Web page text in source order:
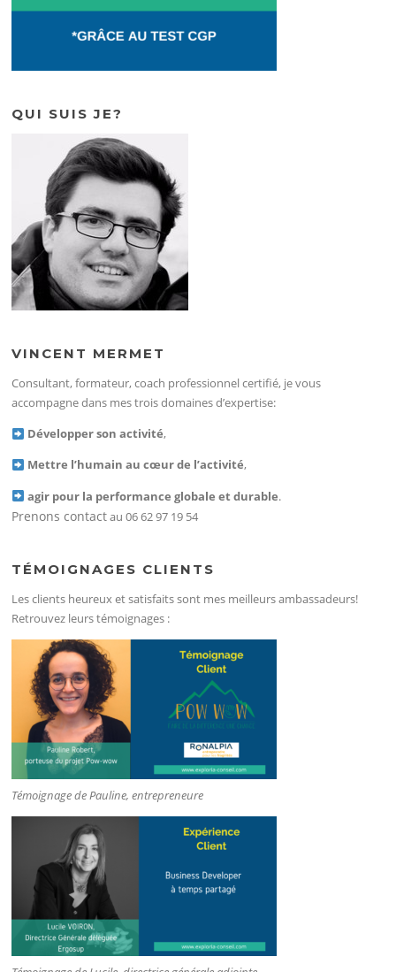
QUI SUIS JE?
VINCENT MERMET
Consultant, formateur, coach professionnel certifié, je vous
accompagne dans mes trois domaines d’expertise:
Développer son activité,
Mettre l’humain au cœur de l’activité,
agir pour la performance globale et durable.
Prenons contactau 06 62 97 19 54
TÉMOIGNAGES CLIENTS
Les clients heureux et satisfaits sont mes meilleurs ambassadeurs!
Retrouvez leurs témoignages :
Témoignage de Pauline, entrepreneure